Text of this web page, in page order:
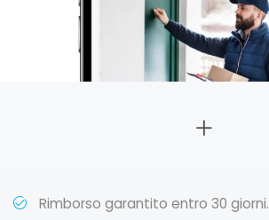
Rimborso garantito entro 30 giorni.